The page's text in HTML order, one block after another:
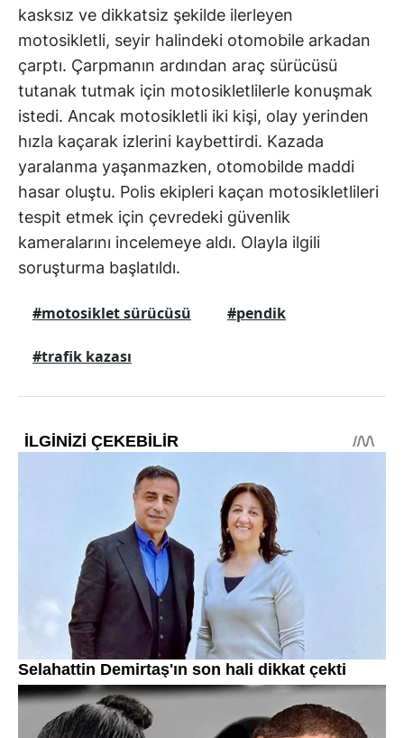
kasksız ve dikkatsiz şekilde ilerleyen
motosikletli, seyir halindeki otomobile arkadan
çarptı. Çarpmanın ardından araç sürücüsü
tutanak tutmak için motosikletlilerle konuşmak
istedi. Ancak motosikletli iki kişi, olay yerinden
hızla kaçarak izlerini kaybettirdi. Kazada
yaralanma yaşanmazken, otomobilde maddi
hasar oluştu. Polis ekipleri kaçan motosikletlileri
tespit etmek için çevredeki güvenlik
kameralarını incelemeye aldı. Olayla ilgili
soruşturma başlatıldı.
#motosiklet sürücüsü #pendik
#trafik kazası